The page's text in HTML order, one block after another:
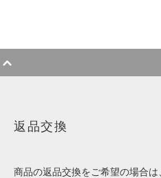
返品交換
商品の返品交換をご希望の場合は